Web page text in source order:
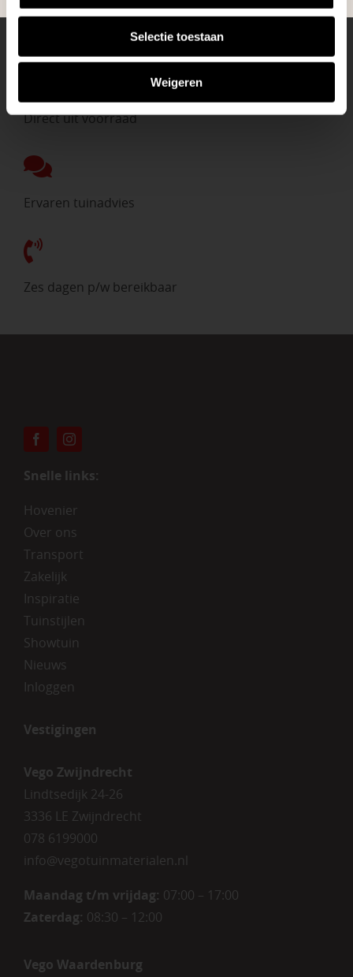
Selectie toestaan
Weigeren
Eigen bezorgdienst
Direct uit voorraad
Ervaren tuinadvies
Zes dagen p/w bereikbaar
Snelle links:
Hovenier
Over ons
Transport
Zakelijk
Inspiratie
Tuinstijlen
Showtuin
Nieuws
Inloggen
Vestigingen
Vego Zwijndrecht
Lindtsedijk 24-26
3336 LE Zwijndrecht
078 6199000
info@vegotuinmaterialen.nl
Maandag t/m vrijdag: 07:00 – 17:00
Zaterdag: 08:30 – 12:00
Vego Waardenburg